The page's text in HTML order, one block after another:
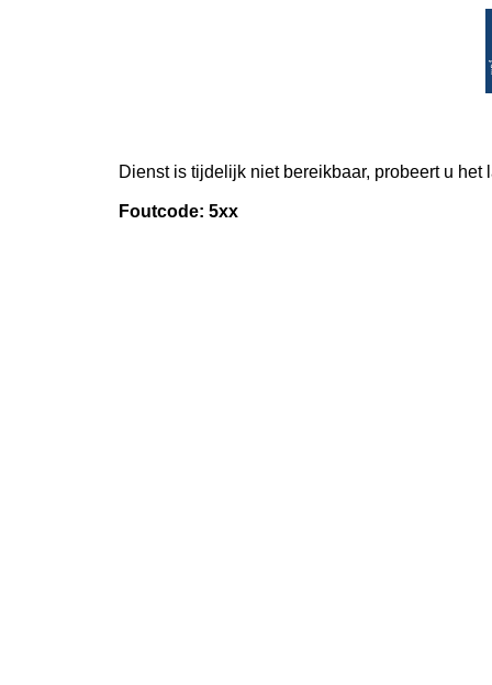
Dienst is tijdelijk niet bereikbaar, probeert u het
Foutcode: 5xx